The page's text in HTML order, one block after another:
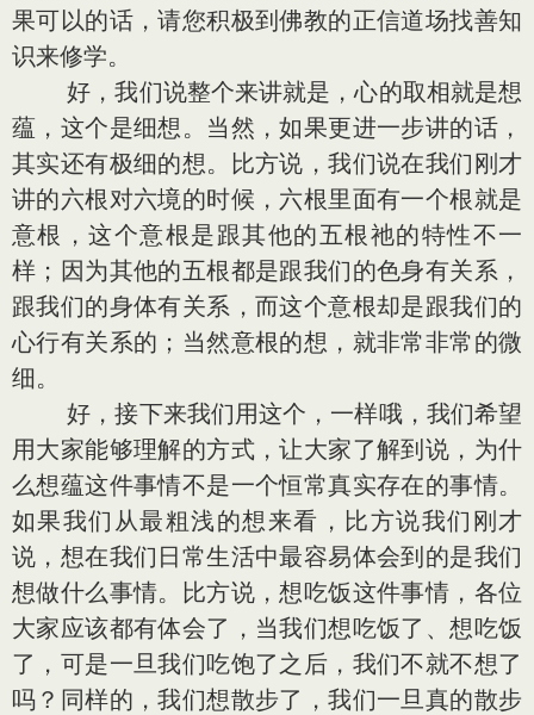
果可以的话，请您积极到佛教的正信道场找善知
识来修学。
好，我们说整个来讲就是，心的取相就是想
蕴，这个是细想。当然，如果更进一步讲的话，
其实还有极细的想。比方说，我们说在我们刚才
讲的六根对六境的时候，六根里面有一个根就是
意根，这个意根是跟其他的五根祂的特性不一
样；因为其他的五根都是跟我们的色身有关系，
跟我们的身体有关系，而这个意根却是跟我们的
心行有关系的；当然意根的想，就非常非常的微
细。
好，接下来我们用这个，一样哦，我们希望
用大家能够理解的方式，让大家了解到说，为什
么想蕴这件事情不是一个恒常真实存在的事情。
如果我们从最粗浅的想来看，比方说我们刚才
说，想在我们日常生活中最容易体会到的是我们
想做什么事情。比方说，想吃饭这件事情，各位
大家应该都有体会了，当我们想吃饭了、想吃饭
了，可是一旦我们吃饱了之后，我们不就不想了
吗？同样的，我们想散步了，我们一旦真的散步